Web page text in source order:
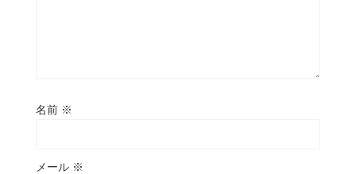
名前 ※
メール ※